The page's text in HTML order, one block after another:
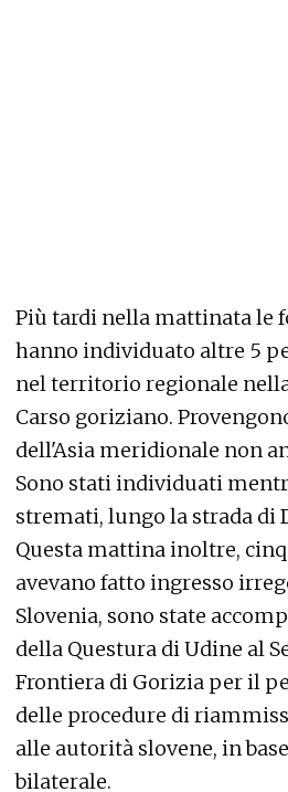
Più tardi nella mattinata le
hanno individuato altre 5
nel territorio regionale
Carso goriziano.
dell'Asia meridionale non
Sono stati individuati
stremati, lungo la strada di
Questa mattina inoltre,
avevano fatto ingresso
Slovenia, sono state
della Questura di Udine al
Frontiera di Gorizia per il
delle procedure di
alle autorità slovene, in
bilaterale.